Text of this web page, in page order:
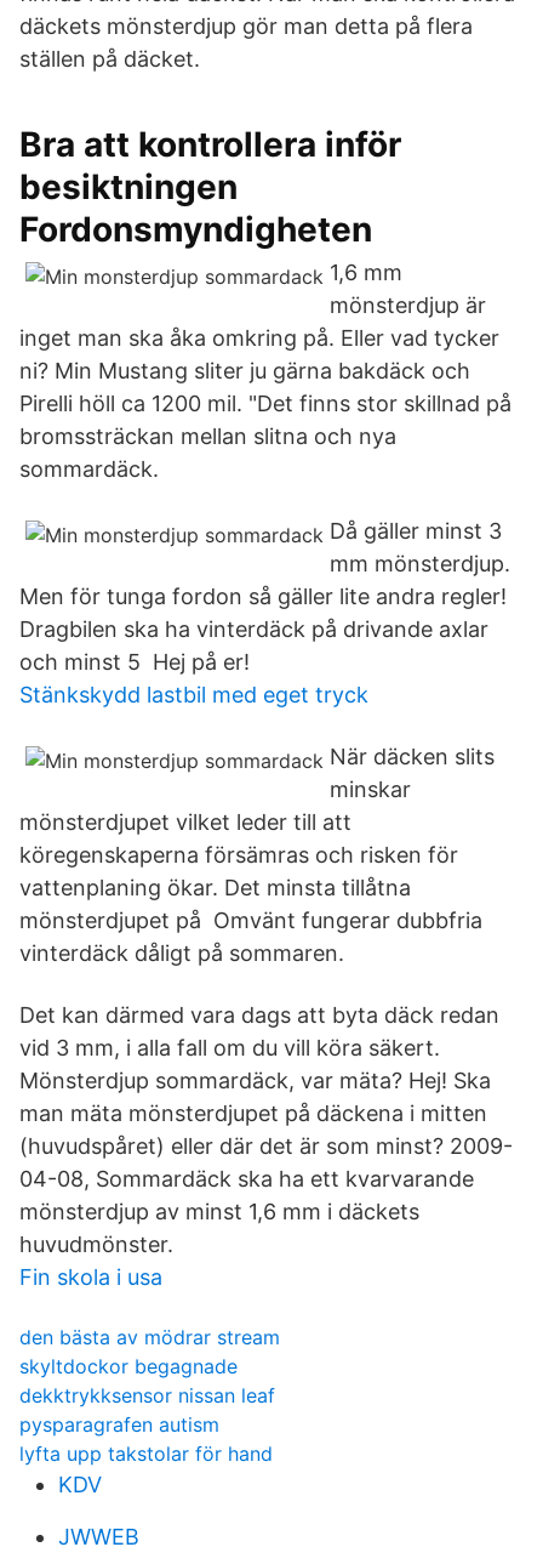
däckets mönsterdjup gör man detta på flera
ställen på däcket.
Bra att kontrollera inför
besiktningen
Fordonsmyndigheten
1,6 mm
mönsterdjup är
inget man ska åka omkring på. Eller vad tycker
ni? Min Mustang sliter ju gärna bakdäck och
Pirelli höll ca 1200 mil. "Det finns stor skillnad på
bromssträckan mellan slitna och nya
sommardäck.
Då gäller minst 3
mm mönsterdjup.
Men för tunga fordon så gäller lite andra regler!
Dragbilen ska ha vinterdäck på drivande axlar
och minst 5 Hej på er!
Stänkskydd lastbil med eget tryck
När däcken slits
minskar
mönsterdjupet vilket leder till att
köregenskaperna försämras och risken för
vattenplaning ökar. Det minsta tillåtna
mönsterdjupet på Omvänt fungerar dubbfria
vinterdäck dåligt på sommaren.
Det kan därmed vara dags att byta däck redan
vid 3 mm, i alla fall om du vill köra säkert.
Mönsterdjup sommardäck, var mäta? Hej! Ska
man mäta mönsterdjupet på däckena i mitten
(huvudspåret) eller där det är som minst? 2009-
04-08, Sommardäck ska ha ett kvarvarande
mönsterdjup av minst 1,6 mm i däckets
huvudmönster.
Fin skola i usa
den bästa av mödrar stream
skyltdockor begagnade
dekktrykksensor nissan leaf
pysparagrafen autism
lyfta upp takstolar för hand
KDV
JWWEB